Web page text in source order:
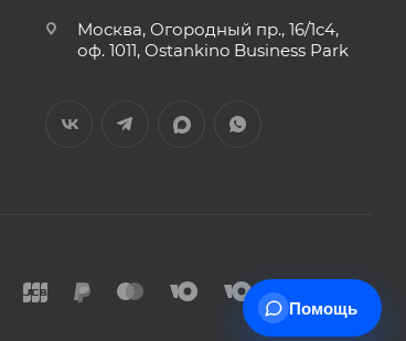
Москва, Огородный пр., 16/1с4,
оф. 1011, Ostankino Business Park
Помощь